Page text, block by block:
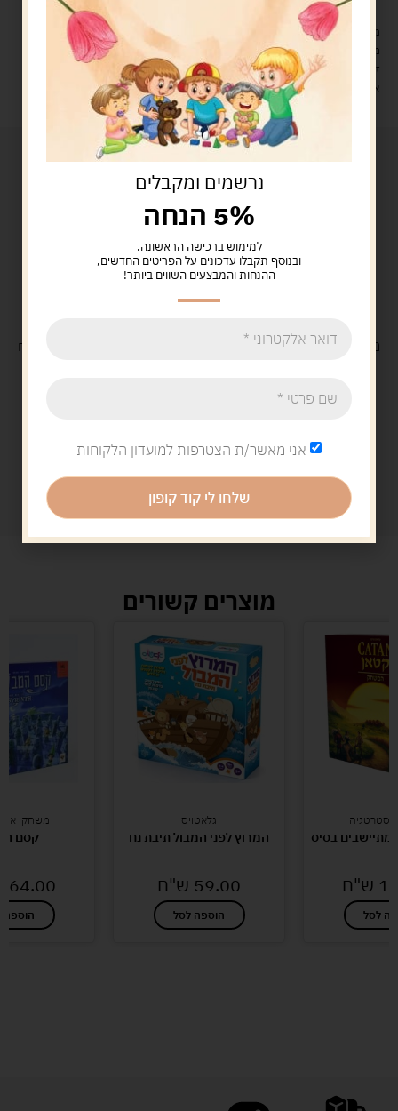
מעל 329 ש"ח, משלוח עם שליח עד הבית חינם! – 0 ₪
משלוח עם שליח עד הבית: 29 ש"ח
זמן אספקה: עד 4 ימי עסקים.
איסוף עצמי: מ"ביתר טויס" רחוב בניין דוד 18, ביתר עילית.
משלוח חינםבקנייה מעל 329 ש"ח
מוצרים קשורים
בסיס
ש"ח
לסל
גלאטויס
המרוץ לפני המבול תיבת נח
59.00 ש"ח
הוספה לסל
משחקי
קסם
הוספה
נרשמים ומקבלים
5% הנחה
למימוש ברכישה הראשונה.
ובנוסף תקבלו עדכונים על הפריטים החדשים,
ההנחות והמבצעים השווים ביותר!
אני מאשר/ת הצטרפות למועדון הלקוחות
שלחו לי קוד קופון